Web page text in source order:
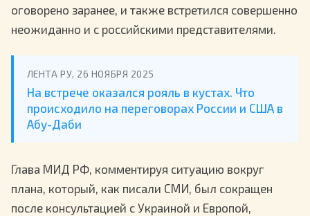
оговорено заранее, и также встретился совершенно
неожиданно и с российскими представителями.
ЛЕНТА РУ, 26 НОЯБРЯ 2025
На встрече оказался рояль в кустах. Что
происходило на переговорах России и США в
Абу-Даби
Глава МИД РФ, комментируя ситуацию вокруг
плана, который, как писали СМИ, был сокращен
после консультацией с Украиной и Европой,